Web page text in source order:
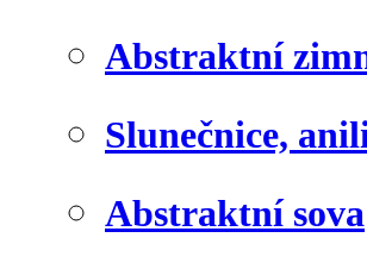
Abstraktní
Slunečnice,
Abstraktní sova